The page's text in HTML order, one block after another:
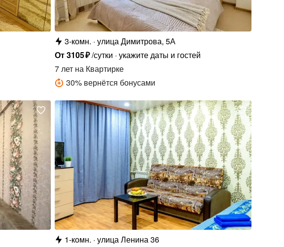
3-комн. улица Димитрова, 5А
От3105₽/сутки укажите даты и гостей
7 лет на Квартирке
30% вернётся бонусами
1-комн. улица Ленина 36